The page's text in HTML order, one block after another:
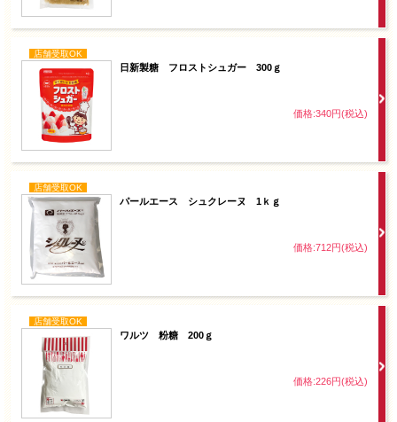
店舗受取OK
日新製糖 フロストシュガー 300ｇ
価格:340円(税込)
店舗受取OK
パールエース シュクレーヌ 1ｋｇ
価格:712円(税込)
店舗受取OK
ワルツ 粉糖 200ｇ
価格:226円(税込)